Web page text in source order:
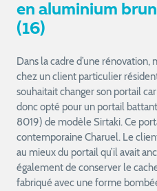
en aluminium
(16)
Dans la cadre d’une
chez un client particulier
souhaitait changer son portail
donc opté pour un portail
8019) de modèle Sirtaki. Ce
contemporaine Charuel. Le
au mieux du portail qu’il avait
également de conserver le
fabriqué avec une forme